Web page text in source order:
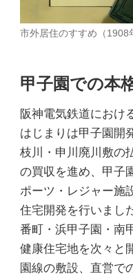
市外居住のすすめ（1908
甲子園での本
阪神電気鉄道におけ
はじまりは甲子園開
枝川・申川廃川敷の
の買収を進め、甲子
ポーツ・レジャー施
住宅開発を行いまし
番町・浜甲子園・南
健康住宅地を次々と
園線の敷設、直営で